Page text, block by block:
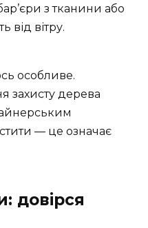
з тканини або
від вітру.
особливе.
захисту дерева
— це означає
довірся